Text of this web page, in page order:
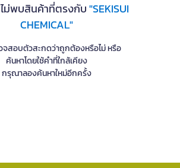
ม่พบสินค้าที่ตรงกับ"SEKISUI
CHEMICAL"
จสอบตัวสะกดว่าถูกต้องหรือไม่ หรือ
ค้นหาโดยใช้คำที่ใกล้เคียง
กรุณาลองค้นหาใหม่อีกครั้ง